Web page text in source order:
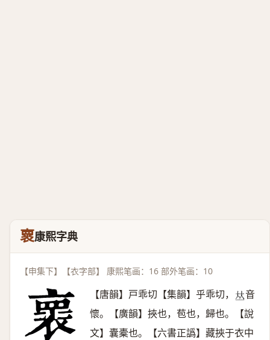
褱康熙字典
【申集下】【衣字部】 康熙笔画：16 部外笔画：10
【唐韻】戸乖切【集韻】乎乖切， 𠀤音
懷。【廣韻】挾也，苞也，歸也。【說
文】囊橐也。【六書正譌】藏挾于衣中